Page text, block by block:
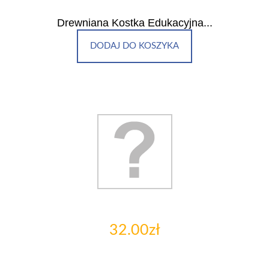
Drewniana Kostka Edukacyjna...
DODAJ DO KOSZYKA
32.00zł